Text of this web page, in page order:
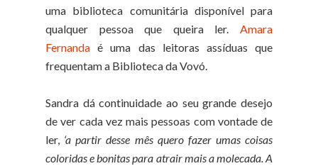
uma biblioteca comunitária disponível para
qualquer pessoa que queira ler. Amara
Fernanda é uma das leitoras assíduas que
frequentam a Biblioteca da Vovó.
Sandra dá continuidade ao seu grande desejo
de ver cada vez mais pessoas com vontade de
ler, ‘a partir desse mês quero fazer umas coisas
coloridas e bonitas para atrair mais a molecada. A